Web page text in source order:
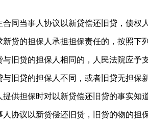
当事人协议以新贷偿还旧贷，债权
新贷的担保人承担担保责任的，按照下
贷的担保人相同的，人民法院应予
贷的担保人不同，或者旧贷无担保
提供担保时对以新贷偿还旧贷的事实知
议以新贷偿还旧贷，旧贷的物的担